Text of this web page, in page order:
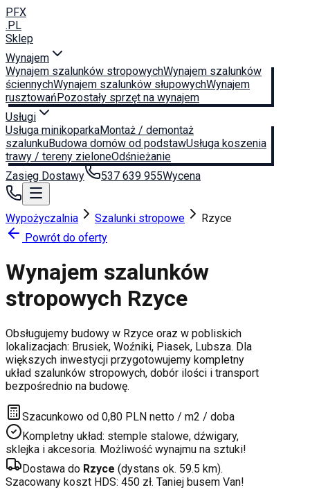
PFX
.PL
Sklep
Wynajem
Wynajem szalunków stropowychWynajem szalunków
ściennychWynajem szalunków słupowychWynajem
rusztowańPozostały sprzęt na wynajem
Usługi
Usługa minikoparkaMontaż / demontaż
szalunkuBudowa domów od podstawUsługa koszenia
trawy / tereny zieloneOdśnieżanie
Zasięg Dostawy
537 639 955Wycena
Wypożyczalnia Szalunki stropowe
Rzyce
Powrót do oferty
Wynajem szalunków
stropowych Rzyce
Obsługujemy budowy w Rzyce oraz w pobliskich
lokalizacjach: Brusiek, Woźniki, Piasek, Lubsza. Dla
większych inwestycji przygotowujemy kompletny
układ szalunków stropowych, dobór ilości i transport
bezpośrednio na budowę.
Szacunkowo od 0,80 PLN netto / m2 / doba
Kompletny układ: stemple stalowe, dźwigary,
sklejka i akcesoria. Możliwość wynajmu na sztuki!
Dostawa do Rzyce (dystans ok. 59.5 km).
Szacowany koszt HDS: 450 zł. Taniej busem Van!